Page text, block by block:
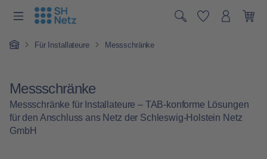
Zum Hauptinhalt springen Du hast 0
HomeFür Installateure Messschränke
Messschränke
Messschränke für Installateure – TAB-konforme Lösungen
für den Anschluss ans Netz der Schleswig-Holstein Netz
GmbH